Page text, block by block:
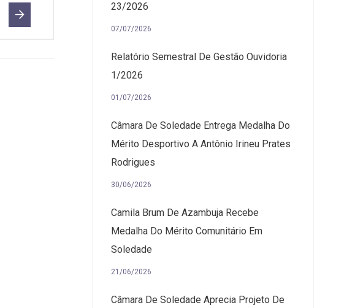
23/2026
07/07/2026
Relatório Semestral De Gestão Ouvidoria
1/2026
01/07/2026
Câmara De Soledade Entrega Medalha Do
Mérito Desportivo A Antônio Irineu Prates
Rodrigues
30/06/2026
Camila Brum De Azambuja Recebe
Medalha Do Mérito Comunitário Em
Soledade
21/06/2026
Câmara De Soledade Aprecia Projeto De